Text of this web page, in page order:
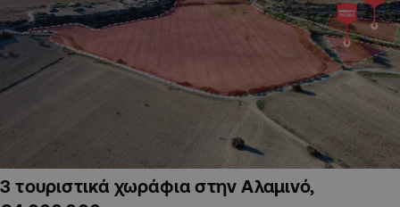
3 τουριστικά χωράφια στην Αλαμινό,